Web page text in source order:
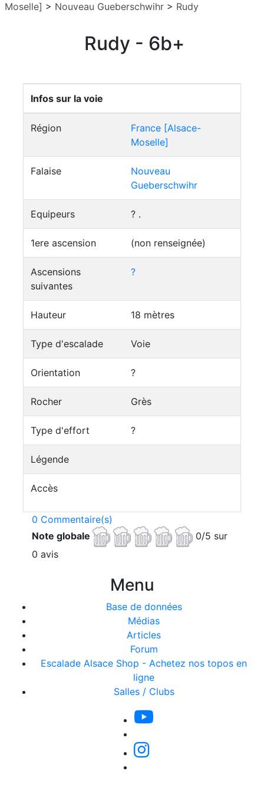
Moselle] > Nouveau Gueberschwihr > Rudy
Rudy - 6b+
Infos sur la voie
Région
France [Alsace-
Moselle]
Falaise
Nouveau
Gueberschwihr
Equipeurs ? .
1ere ascension (non renseignée)
Ascensions
suivantes
?
Hauteur 18 mètres
Type d'escalade Voie
Orientation ?
Rocher Grès
Type d'effort ?
Légende
Accès
0 Commentaire(s)
Note globale
0/5 sur
0 avis
Menu
Base de données
Médias
Articles
Forum
Escalade Alsace Shop - Achetez nos topos en
ligne
Salles / Clubs